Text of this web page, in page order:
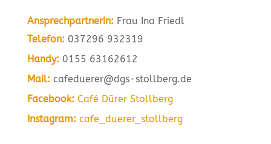
Ansprechpartnerin: Frau Ina Friedl
Telefon: 037296 932319
Handy: 0155 63162612
Mail: cafeduerer@dgs-stollberg.de
Facebook: Café Dürer Stollberg
Instagram: cafe_duerer_stollberg